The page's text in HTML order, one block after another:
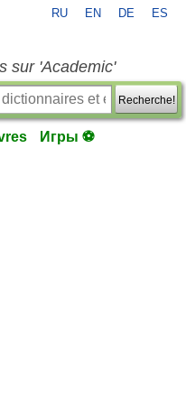
RU EN DE ES
sur 'Academic'
Recherche!
Игры ⚽